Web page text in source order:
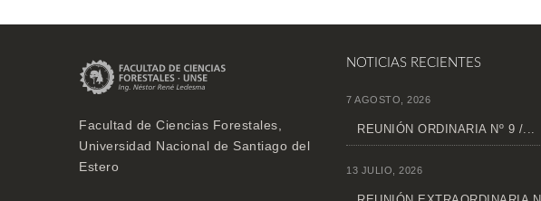
Facultad de Ciencias Forestales,
Universidad Nacional de Santiago del
Estero
NOTICIAS RECIENTES
7 AGOSTO, 2026
REUNIÓN ORDINARIA Nº 9 /...
13 JULIO, 2026